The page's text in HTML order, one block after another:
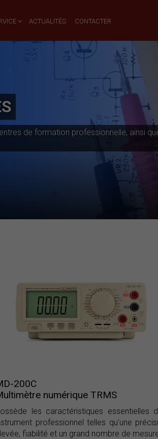
ACTUALITÉS CONTACTER
de formation professionnelle, ainsi
200C
numérique TRMS
les caractéristiques essentielles
professionnel telles qu'une
fiabilité et un grand nombre de